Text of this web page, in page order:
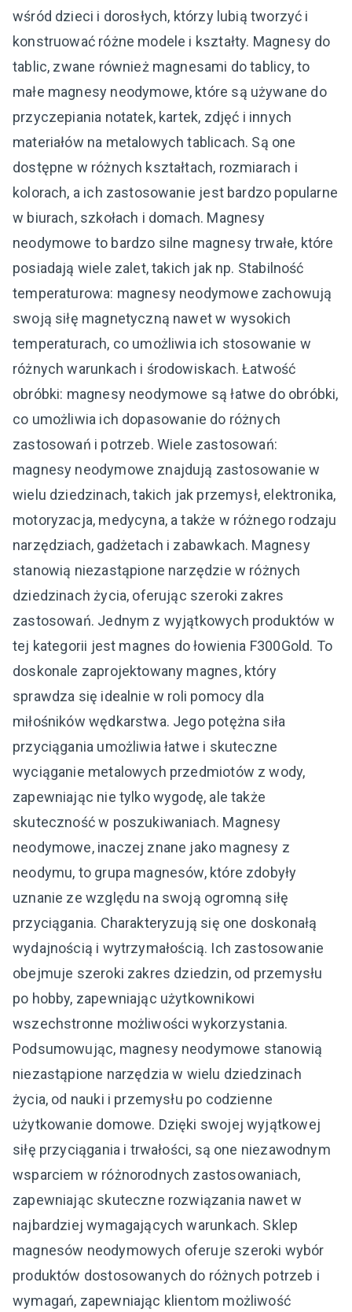
wśród dzieci i dorosłych, którzy lubią tworzyć i
konstruować różne modele i kształty. Magnesy do
tablic, zwane również magnesami do tablicy, to
małe magnesy neodymowe, które są używane do
przyczepiania notatek, kartek, zdjęć i innych
materiałów na metalowych tablicach. Są one
dostępne w różnych kształtach, rozmiarach i
kolorach, a ich zastosowanie jest bardzo popularne
w biurach, szkołach i domach. Magnesy
neodymowe to bardzo silne magnesy trwałe, które
posiadają wiele zalet, takich jak np. Stabilność
temperaturowa: magnesy neodymowe zachowują
swoją siłę magnetyczną nawet w wysokich
temperaturach, co umożliwia ich stosowanie w
różnych warunkach i środowiskach. Łatwość
obróbki: magnesy neodymowe są łatwe do obróbki,
co umożliwia ich dopasowanie do różnych
zastosowań i potrzeb. Wiele zastosowań:
magnesy neodymowe znajdują zastosowanie w
wielu dziedzinach, takich jak przemysł, elektronika,
motoryzacja, medycyna, a także w różnego rodzaju
narzędziach, gadżetach i zabawkach. Magnesy
stanowią niezastąpione narzędzie w różnych
dziedzinach życia, oferując szeroki zakres
zastosowań. Jednym z wyjątkowych produktów w
tej kategorii jest magnes do łowienia F300Gold. To
doskonale zaprojektowany magnes, który
sprawdza się idealnie w roli pomocy dla
miłośników wędkarstwa. Jego potężna siła
przyciągania umożliwia łatwe i skuteczne
wyciąganie metalowych przedmiotów z wody,
zapewniając nie tylko wygodę, ale także
skuteczność w poszukiwaniach. Magnesy
neodymowe, inaczej znane jako magnesy z
neodymu, to grupa magnesów, które zdobyły
uznanie ze względu na swoją ogromną siłę
przyciągania. Charakteryzują się one doskonałą
wydajnością i wytrzymałością. Ich zastosowanie
obejmuje szeroki zakres dziedzin, od przemysłu
po hobby, zapewniając użytkownikowi
wszechstronne możliwości wykorzystania.
Podsumowując, magnesy neodymowe stanowią
niezastąpione narzędzia w wielu dziedzinach
życia, od nauki i przemysłu po codzienne
użytkowanie domowe. Dzięki swojej wyjątkowej
siłę przyciągania i trwałości, są one niezawodnym
wsparciem w różnorodnych zastosowaniach,
zapewniając skuteczne rozwiązania nawet w
najbardziej wymagających warunkach. Sklep
magnesów neodymowych oferuje szeroki wybór
produktów dostosowanych do różnych potrzeb i
wymagań, zapewniając klientom możliwość